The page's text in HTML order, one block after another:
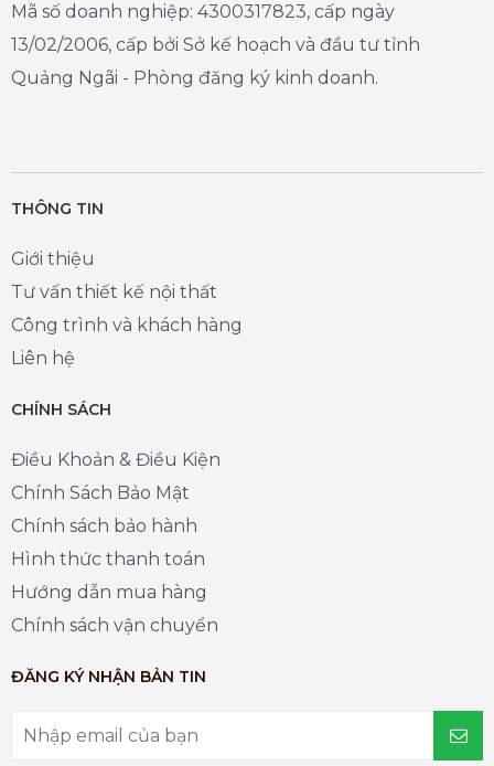
Mã số doanh nghiệp: 4300317823, cấp ngày
13/02/2006, cấp bởi Sở kế hoạch và đầu tư tỉnh
Quảng Ngãi - Phòng đăng ký kinh doanh.
THÔNG TIN
Giới thiệu
Tư vấn thiết kế nội thất
Công trình và khách hàng
Liên hệ
CHÍNH SÁCH
Điều Khoản & Điều Kiện
Chính Sách Bảo Mật
Chính sách bảo hành
Hình thức thanh toán
Hướng dẫn mua hàng
Chính sách vận chuyển
ĐĂNG KÝ NHẬN BẢN TIN